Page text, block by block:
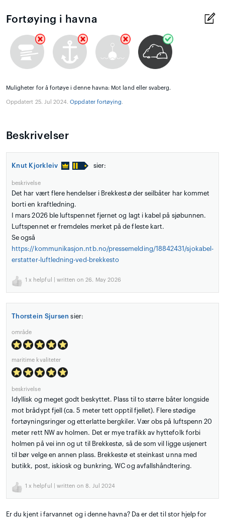
Fortøying i havna
Muligheter for å fortøye i denne havna: Mot land eller svaberg.
Oppdatert 25. Jul 2024.Oppdater fortøying.
Beskrivelser
Knut Kjorkleiv sier:
beskrivelse
Det har vært flere hendelser i Brekkestø der seilbåter har kommet
borti en kraftledning.
I mars 2026 ble luftspennet fjernet og lagt i kabel på sjøbunnen.
Luftspennet er fremdeles merket på de fleste kart.
Se også
https://kommunikasjon.ntb.no/pressemelding/18842431/sjokabel-
erstatter-luftledning-ved-brekkesto
1 x helpful | written on 26. May 2026
Thorstein Sjursen sier:
område
maritime kvaliteter
beskrivelse
Idyllisk og meget godt beskyttet. Plass til to større båter longside
mot brådypt fjell (ca. 5 meter tett opptil fjellet). Flere stødige
fortøyningsringer og etterlatte bergkiler. Vær obs på luftspenn 20
meter rett NW av holmen. Det er mye trafikk av hyttefolk forbi
holmen på vei inn og ut til Brekkestø, så de som vil ligge usjenert
til bør velge en annen plass. Brekkestø et steinkast unna med
butikk, post, iskiosk og bunkring, WC og avfallshåndtering.
1 x helpful | written on 8. Jul 2024
Er du kjent i farvannet og i denne havna? Da er det til stor hjelp for